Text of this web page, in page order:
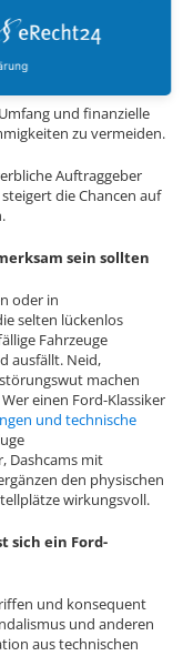
bieten kostenfreie
an.
und finanzielle
zu vermeiden.
Auftraggeber
die Chancen auf
sein sollten
oder in
selten lückenlos
Fahrzeuge
ausfällt. Neid,
machen
einen Ford-Klassiker
und technische
Dashcams mit
den physischen
wirkungsvoll.
sich ein Ford-
und konsequent
und anderen
aus technischen